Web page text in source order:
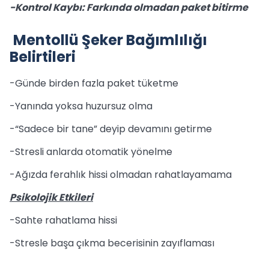
-Kontrol Kaybı: Farkında olmadan paket bitirme
Mentollü Şeker Bağımlılığı
Belirtileri
-Günde birden fazla paket tüketme
-Yanında yoksa huzursuz olma
-“Sadece bir tane” deyip devamını getirme
-Stresli anlarda otomatik yönelme
-Ağızda ferahlık hissi olmadan rahatlayamama
Psikolojik Etkileri
-Sahte rahatlama hissi
-Stresle başa çıkma becerisinin zayıflaması